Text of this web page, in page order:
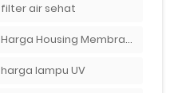
filter air sehat
Harga Housing Membran RO 2000 GPD
harga lampu UV